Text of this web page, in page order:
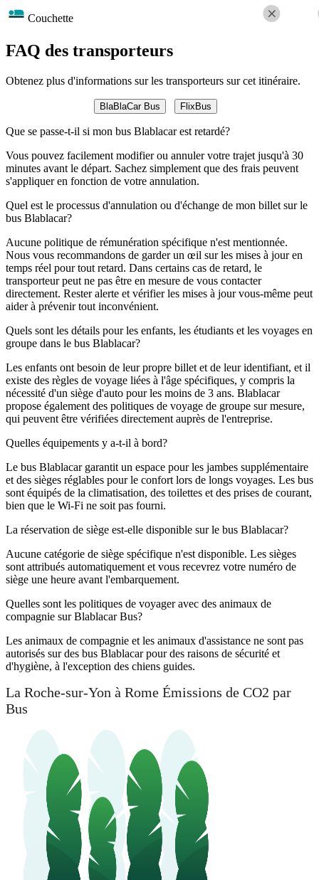
Couchette
FAQ des transporteurs
Obtenez plus d'informations sur les transporteurs sur cet itinéraire.
BlaBlaCar Bus FlixBus
Que se passe-t-il si mon bus Blablacar est retardé?
Vous pouvez facilement modifier ou annuler votre trajet jusqu'à 30
minutes avant le départ. Sachez simplement que des frais peuvent
s'appliquer en fonction de votre annulation.
Quel est le processus d'annulation ou d'échange de mon billet sur le
bus Blablacar?
Aucune politique de rémunération spécifique n'est mentionnée.
Nous vous recommandons de garder un œil sur les mises à jour en
temps réel pour tout retard. Dans certains cas de retard, le
transporteur peut ne pas être en mesure de vous contacter
directement. Rester alerte et vérifier les mises à jour vous-même peut
aider à prévenir tout inconvénient.
Quels sont les détails pour les enfants, les étudiants et les voyages en
groupe dans le bus Blablacar?
Les enfants ont besoin de leur propre billet et de leur identifiant, et il
existe des règles de voyage liées à l'âge spécifiques, y compris la
nécessité d'un siège d'auto pour les moins de 3 ans. Blablacar
propose également des politiques de voyage de groupe sur mesure,
qui peuvent être vérifiées directement auprès de l'entreprise.
Quelles équipements y a-t-il à bord?
Le bus Blablacar garantit un espace pour les jambes supplémentaire
et des sièges réglables pour le confort lors de longs voyages. Les bus
sont équipés de la climatisation, des toilettes et des prises de courant,
bien que le Wi-Fi ne soit pas fourni.
La réservation de siège est-elle disponible sur le bus Blablacar?
Aucune catégorie de siège spécifique n'est disponible. Les sièges
sont attribués automatiquement et vous recevrez votre numéro de
siège une heure avant l'embarquement.
Quelles sont les politiques de voyager avec des animaux de
compagnie sur Blablacar Bus?
Les animaux de compagnie et les animaux d'assistance ne sont pas
autorisés sur des bus Blablacar pour des raisons de sécurité et
d'hygiène, à l'exception des chiens guides.
La Roche-sur-Yon à Rome Émissions de CO2 par
Bus